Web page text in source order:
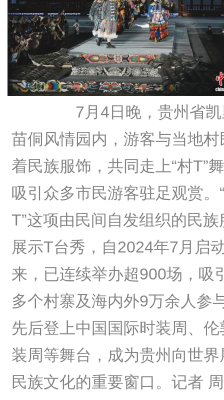
7月4日晚，贵州省凯
苗侗风情园内，游客与当地村
着民族服饰，共同走上“村T”
吸引众多市民游客驻足观赏。
T”这项由民间自发组织的民族
展示T台秀，自2024年7月启
来，已连续举办超900场，吸
多个村寨及海内外9万余人参
先后登上‌中国国际时装周‌、‌伦
装周等舞台，成为贵州向世界
民族文化的重要窗口。记者